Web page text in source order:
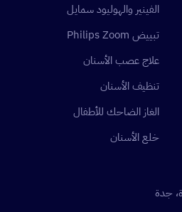
الفينير والهوليود سمايل
تبييض Philips Zoom
علاج عصب الأسنان
تنظيف الأسنان
الغاز الضاحك للأطفال
خلع الأسنان
جدة